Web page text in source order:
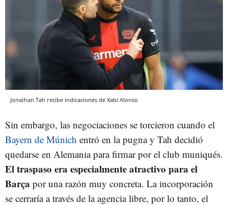
Jonathan Tah recibe indicaciones de Xabi Alonso
Sin embargo, las negociaciones se torcieron cuando el
Bayern de Múnich entró en la pugna y Tah decidió
quedarse en Alemania para firmar por el club muniqués.
El traspaso era especialmente atractivo para el
Barça por una razón muy concreta. La incorporación
se cerraría a través de la agencia libre, por lo tanto, el